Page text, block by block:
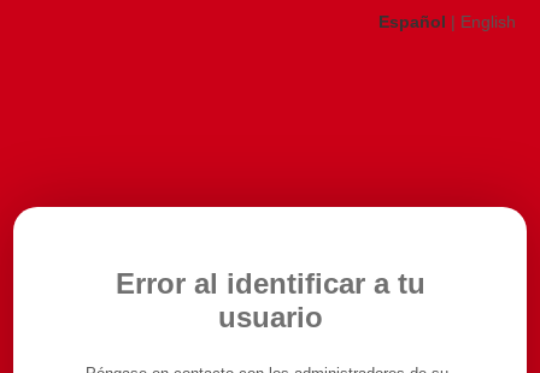
Español | English
Error al identificar a tu
usuario